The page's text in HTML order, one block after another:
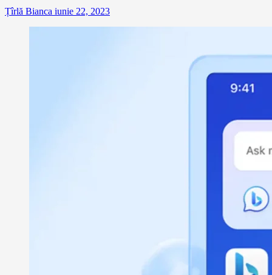
Țîrlă Bianca iunie 22, 2023